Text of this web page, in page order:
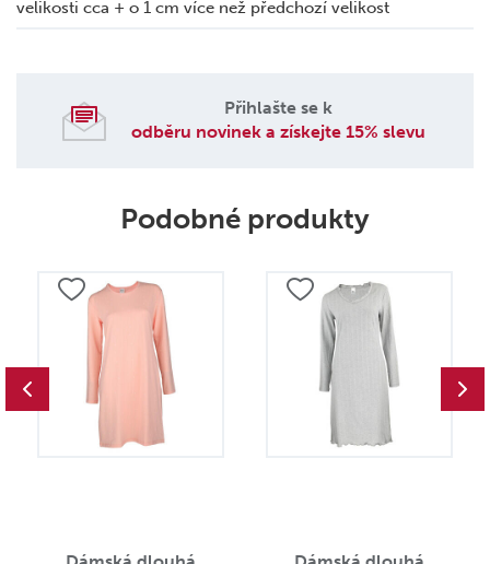
velikosti cca + o 1 cm více než předchozí velikost
Přihlašte se k
odběru novinek a získejte 15% slevu
Podobné produkty